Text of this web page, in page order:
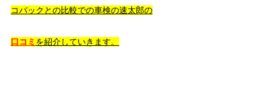
コバックとの比較での車検の速太郎の
口コミ を紹介していきます。